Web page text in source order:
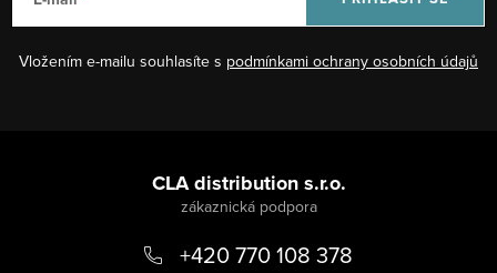
Vložením e-mailu souhlasíte s podmínkami ochrany osobních údajů
CLA distribution s.r.o.
+420 770 108 378